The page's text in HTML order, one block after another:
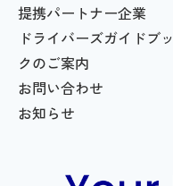
提携パートナー企業
ドライバーズガイドブッ
クのご案内
お問い合わせ
お知らせ